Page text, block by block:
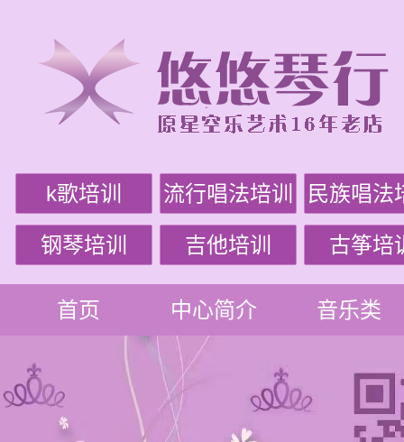
k歌培训 流行唱法培训 民族唱法
钢琴培训 吉他培训 古筝培
首页 中心简介 音乐类